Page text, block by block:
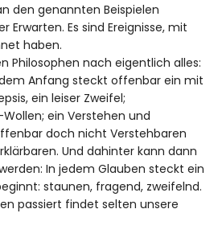
den genannten Beispielen
Erwarten. Es sind Ereignisse, mit
haben.
Philosophen nach eigentlich alles:
Anfang steckt offenbar ein mit
ein leiser Zweifel;
ein Verstehen und
doch nicht Verstehbaren
Und dahinter kann dann
In jedem Glauben steckt ein
staunen, fragend, zweifelnd.
passiert findet selten unsere